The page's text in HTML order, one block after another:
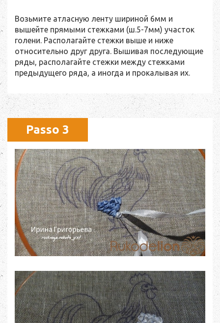
Возьмите атласную ленту шириной 6мм и
вышейте прямыми стежками (ш.5-7мм) участок
голени. Располагайте стежки выше и ниже
относительно друг друга. Вышивая последующие
ряды, располагайте стежки между стежками
предыдущего ряда, а иногда и прокалывая их.
Passo 3